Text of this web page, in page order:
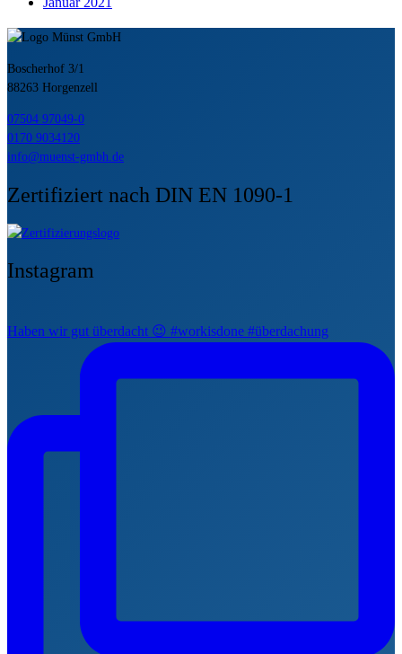
Boscherhof 3/1
88263 Horgenzell
07504 97049-0
0170 9034120
info@muenst-gmbh.de
Zertifiziert nach DIN EN 1090-1
Instagram
Haben wir gut überdacht 😉 #workisdone #überdachung